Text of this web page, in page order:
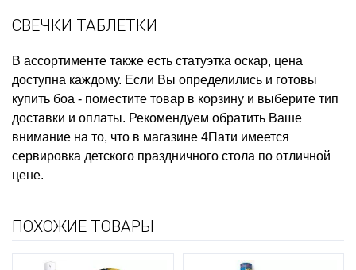
СВЕЧКИ ТАБЛЕТКИ
В ассортименте также есть статуэтка оскар, цена
доступна каждому. Если Вы определились и готовы
купить боа - поместите товар в корзину и выберите тип
доставки и оплаты. Рекомендуем обратить Ваше
внимание на то, что в магазине 4Пати имеется
сервировка детского праздничного стола по отличной
цене.
ПОХОЖИЕ ТОВАРЫ